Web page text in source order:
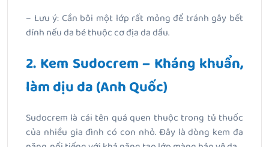
– Lưu ý: Cần bôi một lớp rất mỏng để tránh gây bết
dính nếu da bé thuộc cơ địa da dầu.
2. Kem Sudocrem – Kháng khuẩn,
làm dịu da (Anh Quốc)
Sudocrem là cái tên quá quen thuộc trong tủ thuốc
của nhiều gia đình có con nhỏ. Đây là dòng kem đa